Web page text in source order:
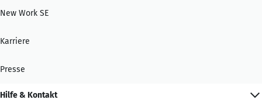
New Work SE
Karriere
Presse
Hilfe & Kontakt